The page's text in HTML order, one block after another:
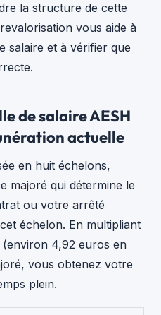
la structure de cette
vous aide à
salaire et à vérifier que
de salaire AESH
actuelle
en huit échelons,
majoré qui détermine le
ou votre arrêté
échelon. En multipliant
(environ 4,92 euros en
vous obtenez votre
plein.